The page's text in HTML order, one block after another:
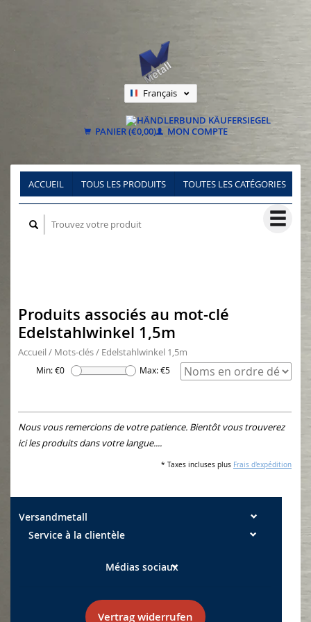
Français
Deutsch
PANIER (€0,00) MON COMPTE
ACCUEIL TOUS LES PRODUITS TOUTES LES CATÉGORIES
Produits associés au mot-clé
Edelstahlwinkel 1,5m
Accueil / Mots-clés/ Edelstahlwinkel 1,5m
Min: €0 Max: €5
Nous vous remercions de votre patience. Bientôt vous trouverez
ici les produits dans votre langue....
* Taxes incluses plus Frais d'expédition
Versandmetall
Service à la clientèle
Médias sociaux
Vertrag widerrufen